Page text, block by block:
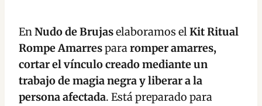
EnNudo de Brujaselaboramos elKit Ritual
Rompe Amarrespararomper amarres,
cortar el vínculo creado mediante un
trabajo de magia negra y liberar a la
persona afectada. Está preparado para
Amarres
cantidad